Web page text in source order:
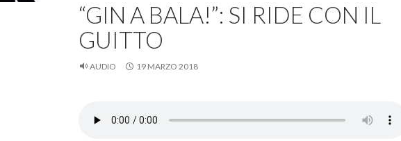
“GIN A BALA!”: SI RIDE CON IL
GUITTO
AUDIO 19 MARZO 2018